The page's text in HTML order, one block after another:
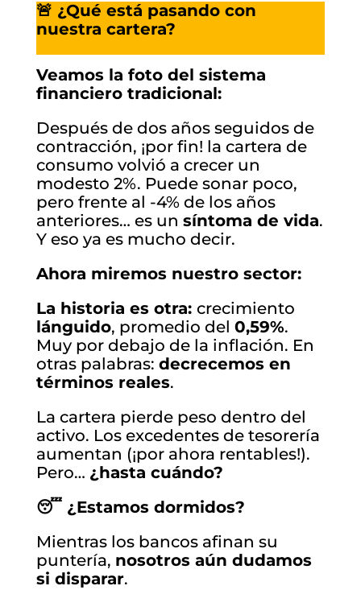
🚨 ¿Qué está pasando con
nuestra cartera?
Veamos la foto del sistema
financiero tradicional:
Después de dos años seguidos de
contracción, ¡por fin! la cartera de
consumo volvió a crecer un
modesto 2%. Puede sonar poco,
pero frente al -4% de los años
anteriores… es un síntoma de vida.
Y eso ya es mucho decir.
Ahora miremos nuestro sector:
La historia es otra: crecimiento
lánguido, promedio del 0,59%.
Muy por debajo de la inflación. En
otras palabras: decrecemos en
términos reales.
La cartera pierde peso dentro del
activo. Los excedentes de tesorería
aumentan (¡por ahora rentables!).
Pero… ¿hasta cuándo?
😴 ¿Estamos dormidos?
Mientras los bancos afinan su
puntería, nosotros aún dudamos
si disparar.